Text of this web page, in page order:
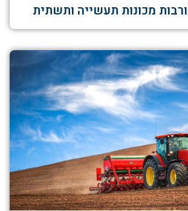
מכונות תעשייה ותשתית